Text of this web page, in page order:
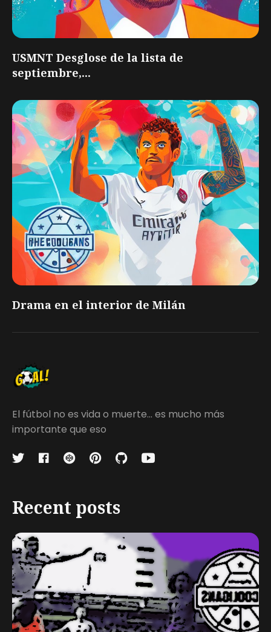
USMNT Desglose de la lista de
septiembre,...
Drama en el interior de Milán
El fútbol no es vida o muerte... es mucho más
importante que eso
Recent posts